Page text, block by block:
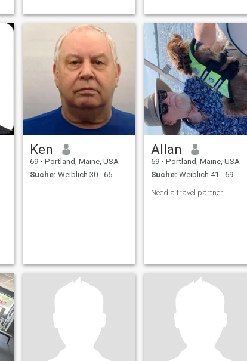
Ken
69 • Portland, Maine, USA
Suche: Weiblich 30 - 65
Allan
69 • Portland, Maine, USA
Suche: Weiblich 41 - 69
Need a travel partner